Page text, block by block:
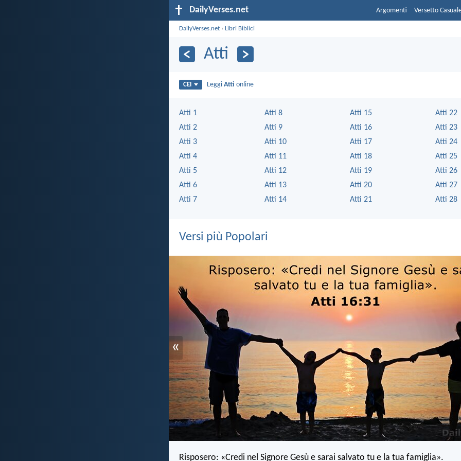
DailyVerses.net Argomenti Versetto
DailyVerses.net ›Libri Biblici
Atti
CEI LeggiAtti online
Atti 1
Atti 2
Atti 3
Atti 4
Atti 5
Atti 6
Atti 7
Atti 8
Atti 9
Atti 10
Atti 11
Atti 12
Atti 13
Atti 14
Atti 15
Atti 16
Atti 17
Atti 18
Atti 19
Atti 20
Atti 21
Atti 22
Atti 23
Atti 24
Atti 25
Atti 26
Atti 27
Atti 28
Versi più Popolari
«
Risposero: «Credi nel Signore Gesù e sarai salvato tu e la tua famiglia».